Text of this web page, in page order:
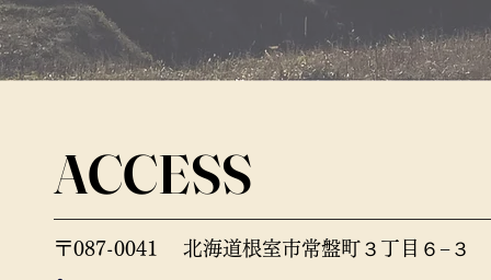
ACCESS
〒087-0041 北海道根室市常盤町３丁目６−３